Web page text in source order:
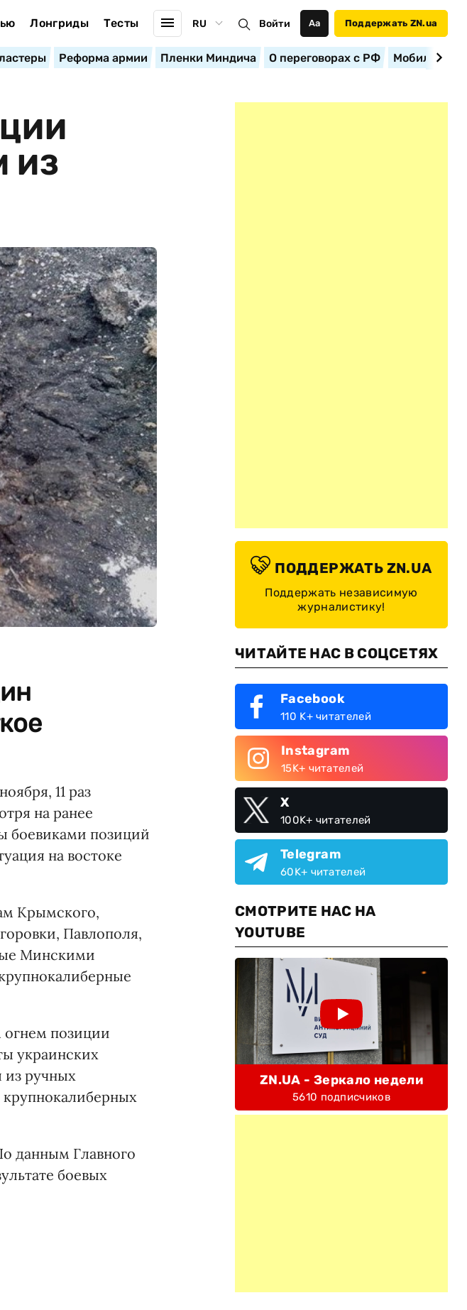
Лонгриды Тесты RU Войти Аа Поддержать ZN.ua
Реформа армии Пленки Миндича О переговорах с РФ
ИЗ
11 раз
на ранее
боевиками позиций
на востоке
Крымского,
Павлополя,
Минскими
позиции
украинских
из ручных
крупнокалиберных
данным Главного
боевых
ПОДДЕРЖАТЬ ZN.UA
Поддержать независимую
журналистику!
ЧИТАЙТЕ НАС В СОЦСЕТЯХ
Facebook
110 K+ читателей
Instagram
15K+ читателей
X
100K+ читателей
Telegram
60K+ читателей
СМОТРИТЕ НАС НА
YOUTUBE
ZN.UA - Зеркало недели
5610 подписчиков